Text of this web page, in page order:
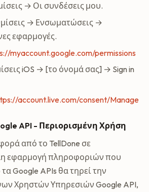
→ Οι συνδέσεις μου.
→ Ενσωματώσεις →
εφαρμογές.
myaccount.google.com/permissions
iOS → [το όνομά σας] → Sign in
account.live.com/consent/Manage
API - Περιορισμένη Χρήση
από το TellDone σε
εφαρμογή πληροφοριών που
Google APIs θα τηρεί την
Χρηστών Υπηρεσιών Google API,